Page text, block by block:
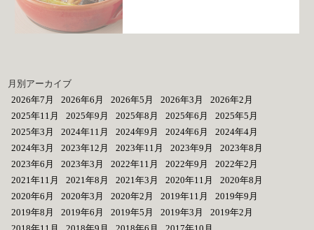
月別アーカイブ
2026年7月
2026年6月 2026年5月 2026年3月
2026年2月
2025年11月
2025年9月 2025年8月 2025年6月
2025年5月
2025年3月
2024年11月 2024年9月 2024年6月
2024年4月
2024年3月
2023年12月 2023年11月 2023年9月
2023年8月
2023年6月
2023年3月 2022年11月 2022年9月
2022年2月
2021年11月
2021年8月 2021年3月 2020年11月
2020年8月
2020年6月
2020年3月 2020年2月 2019年11月
2019年9月
2019年8月
2019年6月 2019年5月 2019年3月
2019年2月